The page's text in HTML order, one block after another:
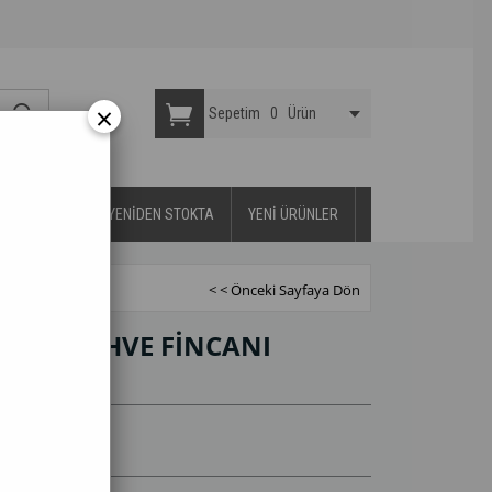
Sepetim 0 Ürün
YENİDEN STOKTA YENİ ÜRÜNLER
< < Önceki Sayfaya Dön
6'LI KAHVE FİNCANI
×